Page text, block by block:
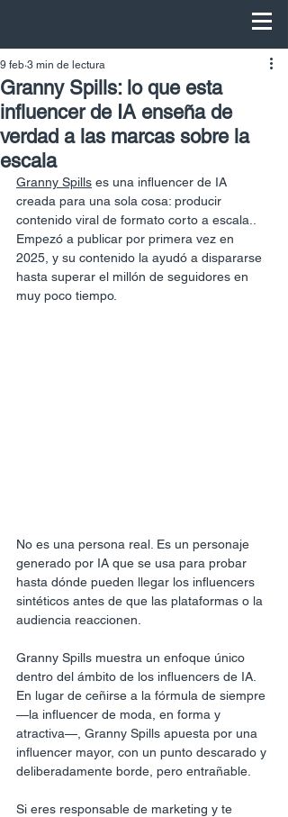
Granny Spills: lo que esta
influencer de IA enseña de
verdad a las marcas sobre la
escala
9 feb 3 min de lectura
Granny Spills es una influencer de IA
creada para una sola cosa: producir
contenido viral de formato corto a escala.
Empezó a publicar por primera vez en
2025, y su contenido la ayudó a dispararse
hasta superar el millón de seguidores en
muy poco tiempo.
No es una persona real. Es un personaje
generado por IA que se usa para probar
hasta dónde pueden llegar los influencers
sintéticos antes de que las plataformas o la
audiencia reaccionen.
Granny Spills muestra un enfoque único
dentro del ámbito de los influencers de IA.
En lugar de ceñirse a la fórmula de siempre
—la influencer de moda, en forma y
atractiva—, Granny Spills apuesta por una
influencer mayor, con un punto descarado y
deliberadamente borde, pero entrañable.
Si eres responsable de marketing y te